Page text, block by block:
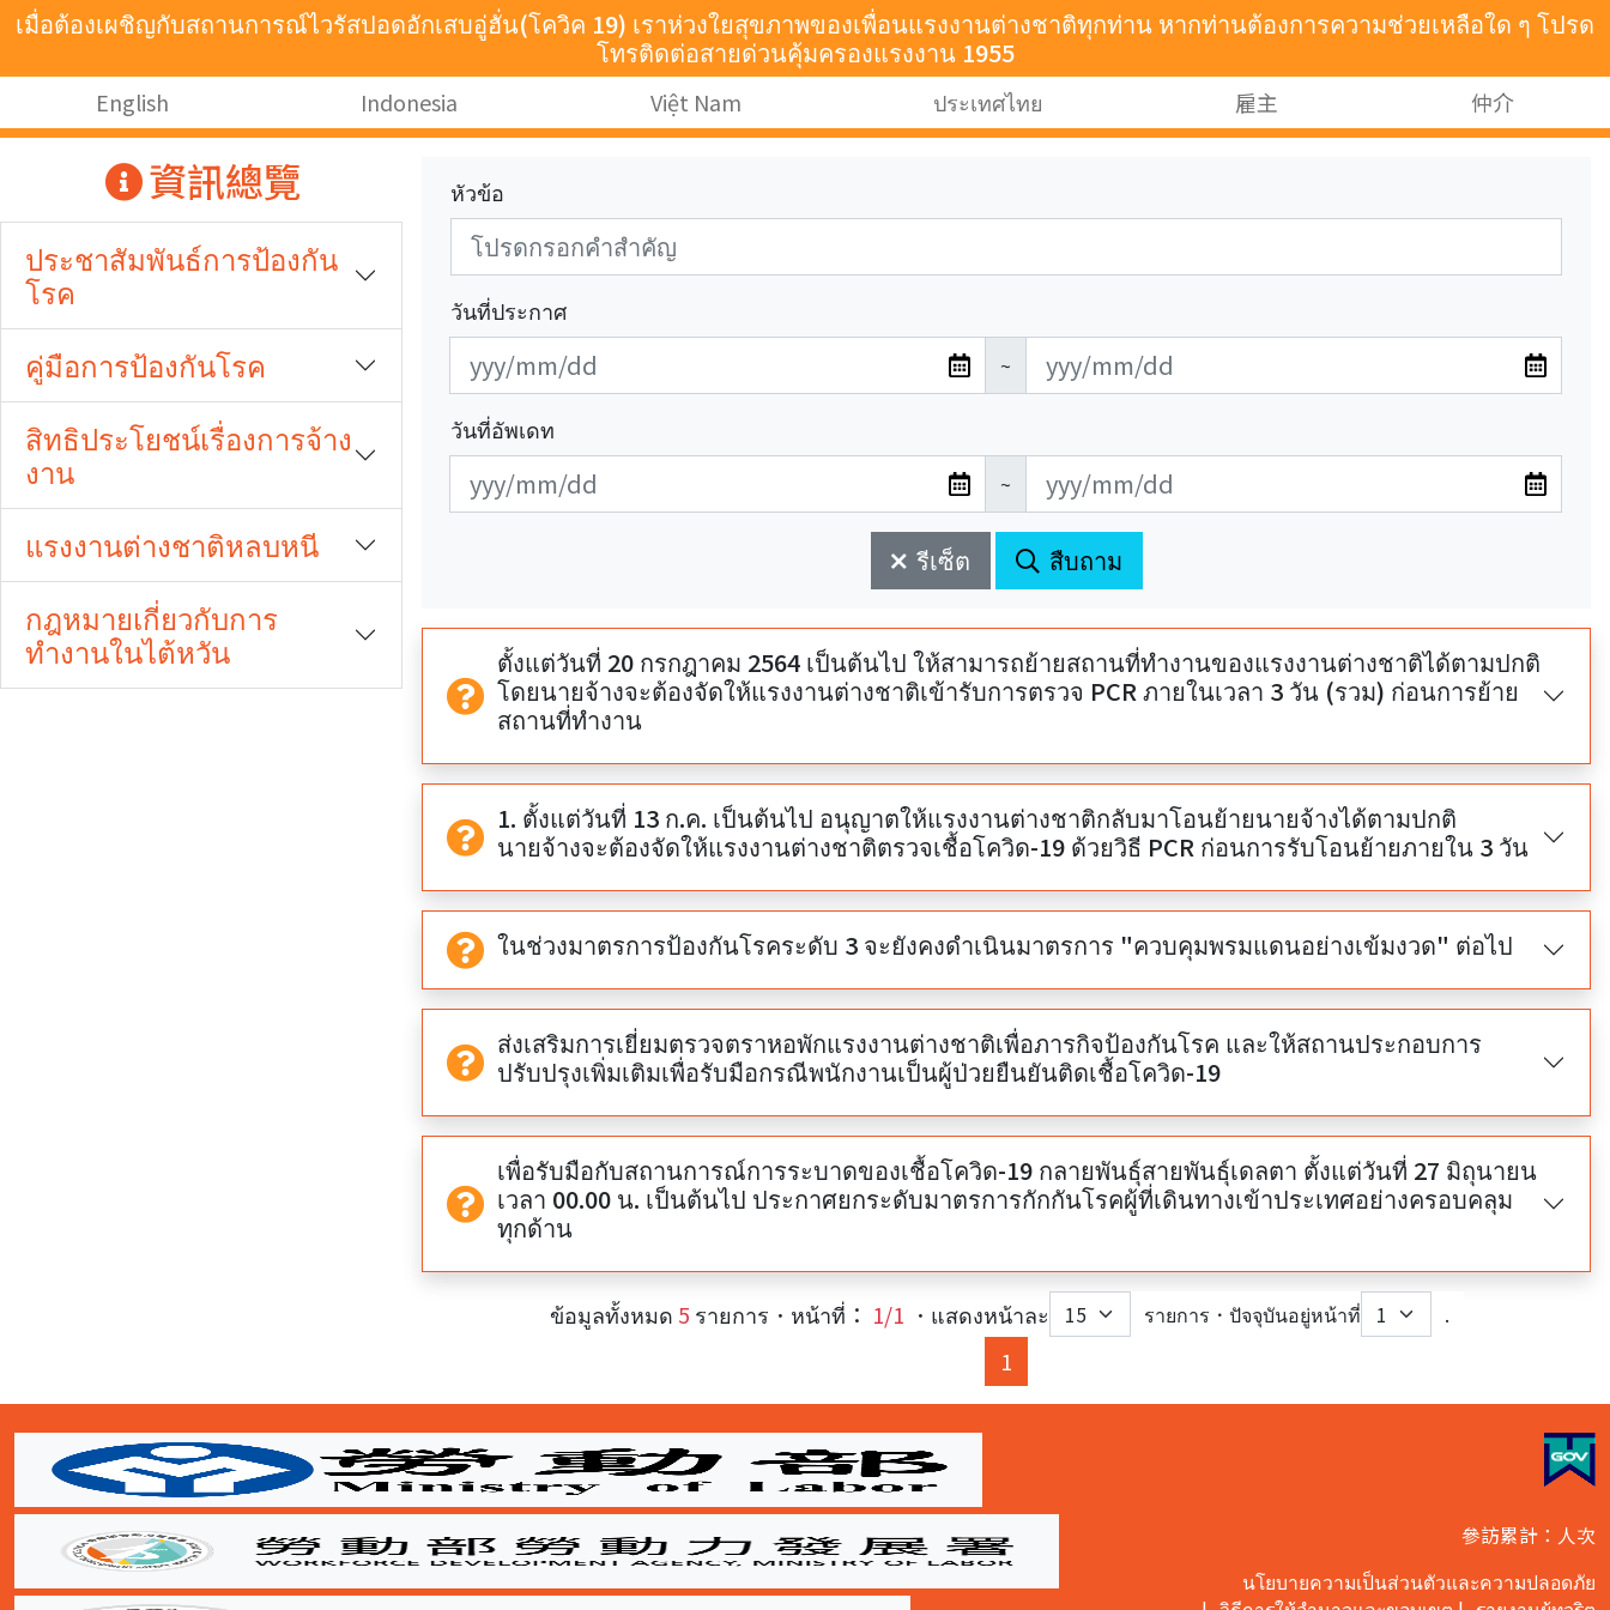
跳至主要內容
เมื่อต้องเผชิญกับสถานการณ์ไวรัสปอดอักเสบอู่ฮั่น(โควิค 19) เราห่วงใยสุขภาพของเพื่อนแรงงานต่างชาติทุกท่าน หากท่านต้องการความช่วยเหลือใด ๆ โปรด
โทรติดต่อสายด่วนคุ้มครองแรงงาน 1955
English Indonesia Việt Nam ประเทศไทย 雇主
仲介
資訊總覽
ประชาสัมพันธ์การป้องกัน
โรค
คู่มือการป้องกันโรค
สิทธิประโยชน์เรื่องการจ้าง
งาน
แรงงานต่างชาติหลบหนี
กฎหมายเกี่ยวกับการ
ทำงานในไต้หวัน
หัวข้อ
วันที่ประกาศ
日
期
開
始
~
日
期
結
束
วันที่อัพเดท
始
~
束
รีเซ็ต สืบถาม
ตั้งแต่วันที่ 20 กรกฎาคม 2564 เป็นต้นไป ให้สามารถย้ายสถานที่ทำงานของแรงงานต่างชาติได้ตามปกติ
โดยนายจ้างจะต้องจัดให้แรงงานต่างชาติเข้ารับการตรวจ PCR ภายในเวลา 3 วัน (รวม) ก่อนการย้าย
สถานที่ทำงาน
1. ตั้งแต่วันที่ 13 ก.ค. เป็นต้นไป อนุญาตให้แรงงานต่างชาติกลับมาโอนย้ายนายจ้างได้ตามปกติ
นายจ้างจะต้องจัดให้แรงงานต่างชาติตรวจเชื้อโควิด-19 ด้วยวิธี PCR ก่อนการรับโอนย้ายภายใน 3 วัน
ในช่วงมาตรการป้องกันโรคระดับ 3 จะยังคงดำเนินมาตรการ "ควบคุมพรมแดนอย่างเข้มงวด" ต่อไป
ส่งเสริมการเยี่ยมตรวจตราหอพักแรงงานต่างชาติเพื่อภารกิจป้องกันโรค และให้สถานประกอบการ
ปรับปรุงเพิ่มเติมเพื่อรับมือกรณีพนักงานเป็นผู้ป่วยยืนยันติดเชื้อโควิด-19
เพื่อรับมือกับสถานการณ์การระบาดของเชื้อโควิด-19 กลายพันธุ์สายพันธุ์เดลตา ตั้งแต่วันที่ 27 มิถุนายน
เวลา 00.00 น. เป็นต้นไป ประกาศยกระดับมาตรการกักกันโรคผู้ที่เดินทางเข้าประเทศอย่างครอบคลุม
ทุกด้าน
ข้อมูลทั้งหมด 5 รายการ．หน้าที่： 1/1 ．แสดงหน้าละ รายการ．ปัจจุบันอยู่หน้าที่ .
1
參訪累計：人次
นโยบายความเป็นส่วนตัวและความปลอดภัย